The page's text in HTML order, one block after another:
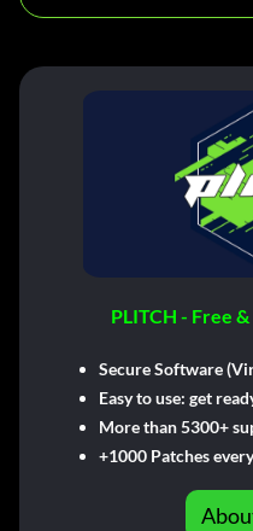
PLITCH - Free
Secure Software
Easy to use: get
More than 5300+
+1000 Patches